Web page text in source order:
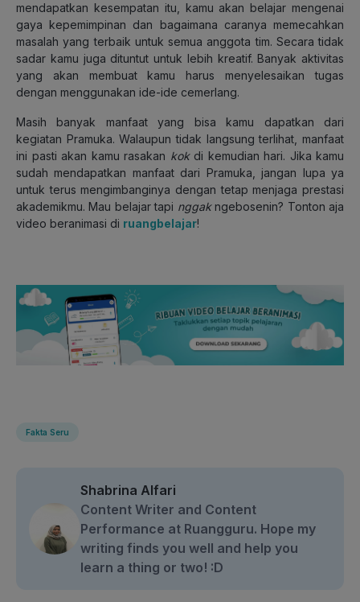
mendapatkan kesempatan itu, kamu akan belajar mengenai
gaya kepemimpinan dan bagaimana caranya memecahkan
masalah yang terbaik untuk semua anggota tim. Secara tidak
sadar kamu juga dituntut untuk lebih kreatif. Banyak aktivitas
yang akan membuat kamu harus menyelesaikan tugas
dengan menggunakan ide-ide cemerlang.
Masih banyak manfaat yang bisa kamu dapatkan dari
kegiatan Pramuka. Walaupun tidak langsung terlihat, manfaat
ini pasti akan kamu rasakan kokdi kemudian hari. Jika kamu
sudah mendapatkan manfaat dari Pramuka, jangan lupa ya
untuk terus mengimbanginya dengan tetap menjaga prestasi
akademikmu. Mau belajar tapi nggakngebosenin? Tonton aja
video beranimasi di ruangbelajar!
Fakta Seru
Shabrina Alfari
Content Writer and Content
Performance at Ruangguru. Hope my
writing finds you well and help you
learn a thing or two! :D